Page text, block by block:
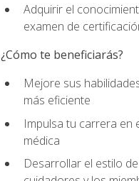
Adquirir el
examen de
¿Cómo te beneficiarás?
Mejore sus
más eficiente
Impulsa tu carrera en
médica
Desarrollar el estilo